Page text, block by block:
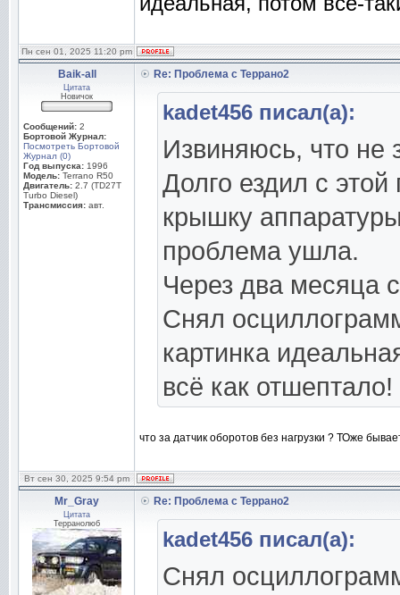
Пн сен 01, 2025 11:20 pm
Baik-all
Цитата
Новичок
Сообщений: 2
Бортовой Журнал:
Посмотреть Бортовой
Журнал (0)
Год выпуска: 1996
Модель: Terrano R50
Двигатель: 2.7 (TD27T
Turbo Diesel)
Трансмиссия: авт.
Re: Проблема с Террано2
kadet456 писал(а):
Извиняюсь, что не
Долго ездил с
крышку
проблема ушла.
Через два месяца
Снял
картинка
всё как отшептало!
что за датчик оборотов без нагрузки ? ТОже
Вт сен 30, 2025 9:54 pm
Mr_Gray
Цитата
Терранолюб
Re: Проблема с Террано2
kadet456 писал(а):
Снял